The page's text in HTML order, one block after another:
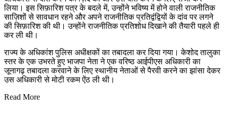
लिया। इस सिफ़ारिश पत्र के बदले में, उन्होंने भविष्य में होने वाली राजनीतिक
साज़िशों से सावधान रहने और अपने राजनीतिक प्रतिद्वंद्वियों के दांव पर लगने
की सिफ़ारिश की थी। उन्होंने राजनीतिक प्रतिशोध दिखाने की तैयारी पहले ही
कर ली थी।
राज्य के अधिकांश पुलिस अधीक्षकों का तबादला कर दिया गया। केशोद तालुका
स्तर के एक उभरते हुए भाजपा नेता ने एक वरिष्ठ आईपीएस अधिकारी का
जूनागढ़ तबादला करवाने के लिए स्थानीय नेताओं से पैरवी करने का झांसा देकर
उस अधिकारी से मोटी रकम ऐंठ ली थी।
Read More